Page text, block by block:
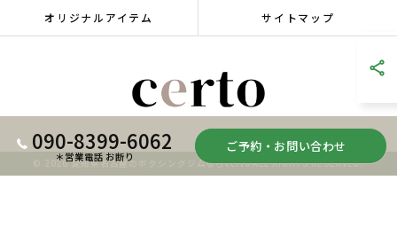
090-8399-6062
＊営業電話 お断り
ご予約・お問い合わせ
オリジナルアイテム サイトマップ
© 2026 愛知県名古屋のボクシングジムならcerto ALL RIGHTS RESERVED.